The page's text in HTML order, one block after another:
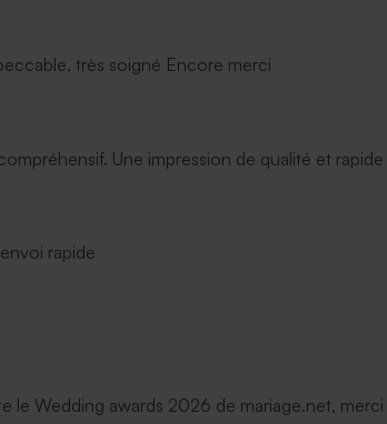
double volet arrondie effet mat
très soigné Encore merci
Une impression de qualité et rapide
rapide
le Wedding awards 2026 de mariage.net, merci